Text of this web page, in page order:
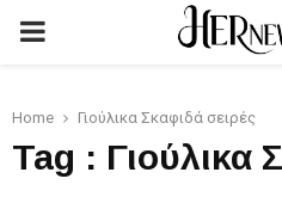
PRIMARY
Home Γιούλικα Σκαφιδά σειρές
Tag : Γιούλικα